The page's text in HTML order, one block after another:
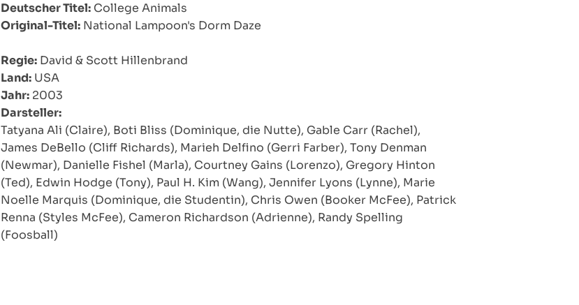
Deutscher Titel: College Animals
Original-Titel: National Lampoon's Dorm Daze
Regie: David & Scott Hillenbrand
Land: USA
Jahr: 2003
Darsteller:
Tatyana Ali (Claire), Boti Bliss (Dominique, die Nutte), Gable Carr (Rachel),
James DeBello (Cliff Richards), Marieh Delfino (Gerri Farber), Tony Denman
(Newmar), Danielle Fishel (Marla), Courtney Gains (Lorenzo), Gregory Hinton
(Ted), Edwin Hodge (Tony), Paul H. Kim (Wang), Jennifer Lyons (Lynne), Marie
Noelle Marquis (Dominique, die Studentin), Chris Owen (Booker McFee), Patrick
Renna (Styles McFee), Cameron Richardson (Adrienne), Randy Spelling
(Foosball)